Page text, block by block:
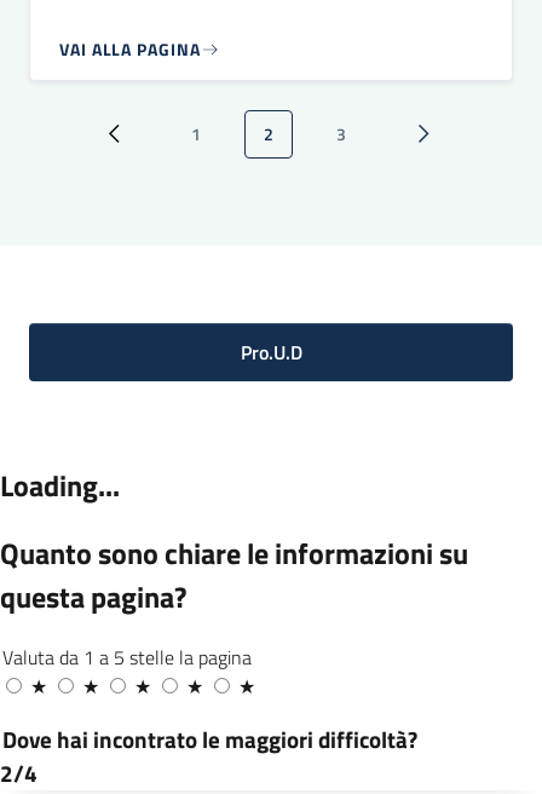
VAI ALLA PAGINA
Paginazione
Pagina precedente
Pagina
1 Pagina attuale
2 Pagina
3 Pagina
Pro.U.D